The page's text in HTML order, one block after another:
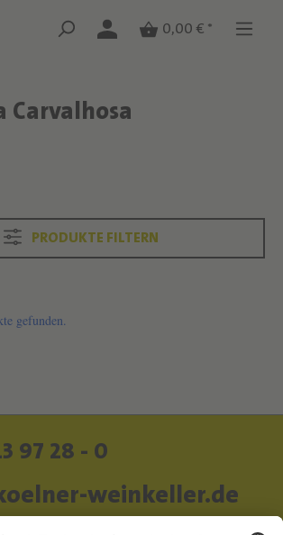
0,00 € *
Carvalhosa
PRODUKTE FILTERN
gefunden.
97 28 - 0
weinkeller.de